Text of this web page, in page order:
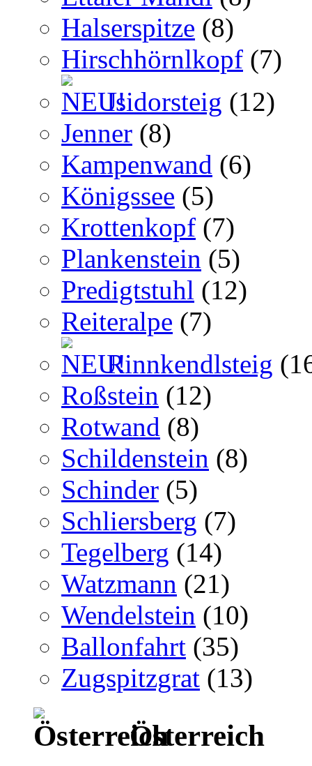
Halserspitze (8)
Hirschhörnlkopf (7)
Isidorsteig (12)
Jenner (8)
Kampenwand (6)
Königssee (5)
Krottenkopf (7)
Plankenstein (5)
Predigtstuhl (12)
Reiteralpe (7)
Rinnkendlsteig
Roßstein (12)
Rotwand (8)
Schildenstein (8)
Schinder (5)
Schliersberg (7)
Tegelberg (14)
Watzmann (21)
Wendelstein (10)
Ballonfahrt (35)
Zugspitzgrat (13)
Österreich